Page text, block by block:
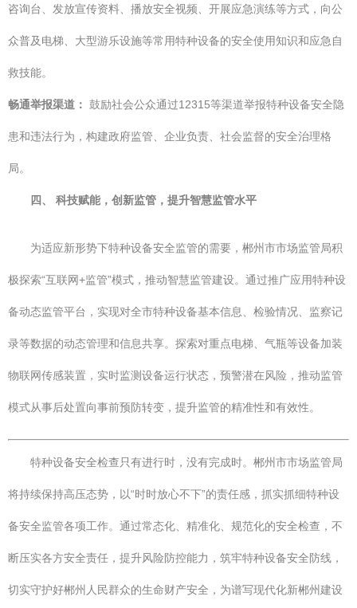
咨询台、发放宣传资料、播放安全视频、开展应急演练等方式，向公
众普及电梯、大型游乐设施等常用特种设备的安全使用知识和应急自
救技能。
畅通举报渠道： 鼓励社会公众通过12315等渠道举报特种设备安全隐
患和违法行为，构建政府监管、企业负责、社会监督的安全治理格
局。
四、 科技赋能，创新监管，提升智慧监管水平
为适应新形势下特种设备安全监管的需要，郴州市市场监管局积
极探索“互联网+监管”模式，推动智慧监管建设。通过推广应用特种设
备动态监管平台，实现对全市特种设备基本信息、检验情况、监察记
录等数据的动态管理和信息共享。探索对重点电梯、气瓶等设备加装
物联网传感装置，实时监测设备运行状态，预警潜在风险，推动监管
模式从事后处置向事前预防转变，提升监管的精准性和有效性。
特种设备安全检查只有进行时，没有完成时。郴州市市场监管局
将持续保持高压态势，以“时时放心不下”的责任感，抓实抓细特种设
备安全监管各项工作。通过常态化、精准化、规范化的安全检查，不
断压实各方安全责任，提升风险防控能力，筑牢特种设备安全防线，
切实守护好郴州人民群众的生命财产安全，为谱写现代化新郴州建设